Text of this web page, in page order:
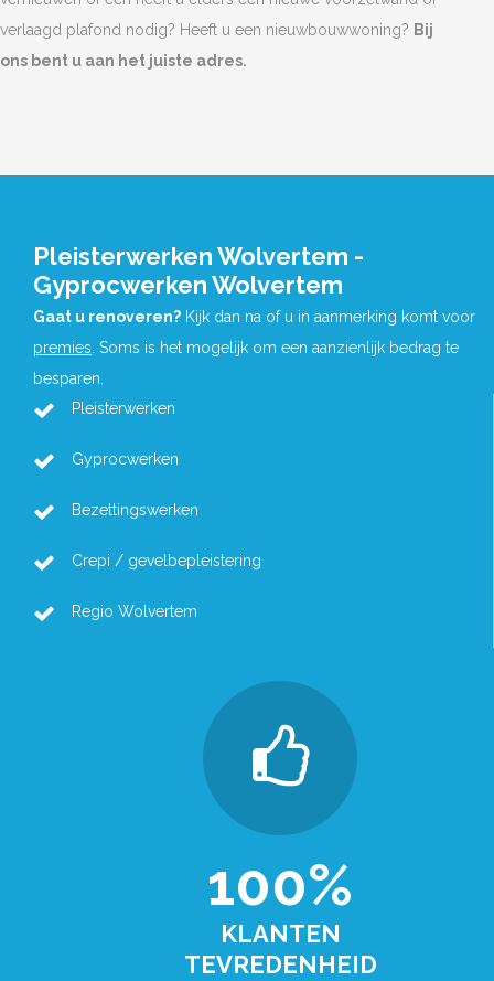
verlaagd plafond nodig? Heeft u een nieuwbouwwoning? Bij
ons bent u aan het juiste adres.
Pleisterwerken Wolvertem -
Gyprocwerken Wolvertem
Gaat u renoveren? Kijk dan na of u in aanmerking komt voor
premies. Soms is het mogelijk om een aanzienlijk bedrag te
besparen.
Pleisterwerken
Gyprocwerken
Bezettingswerken
Crepi / gevelbepleistering
Regio Wolvertem
100%
KLANTEN
TEVREDENHEID